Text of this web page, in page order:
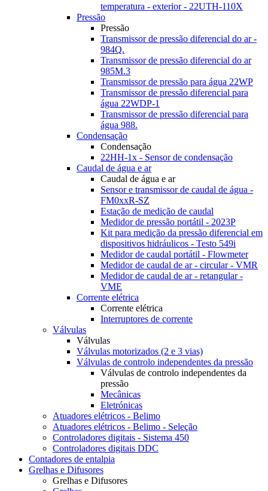
temperatura - exterior - 22UTH-110X
Pressão
Pressão
Transmissor de pressão diferencial do ar -
984Q.
Transmissor de pressão diferencial do ar
985M.3
Transmissor de pressão para água 22WP
Transmissor de pressão diferencial para
água 22WDP-1
Transmissor de pressão diferencial para
água 988.
Condensação
Condensação
22HH-1x - Sensor de condensação
Caudal de água e ar
Caudal de água e ar
Sensor e transmissor de caudal de água -
FM0xxR-SZ
Estação de medição de caudal
Medidor de pressão portátil - 2023P
Kit para medição da pressão diferencial em
dispositivos hidráulicos - Testo 549i
Medidor de caudal portátil - Flowmeter
Medidor de caudal de ar - circular - VMR
Medidor de caudal de ar - retangular -
VME
Corrente elétrica
Corrente elétrica
Interruptores de corrente
Válvulas
Válvulas
Válvulas motorizados (2 e 3 vias)
Válvulas de controlo independentes da pressão
Válvulas de controlo independentes da
pressão
Mecânicas
Eletrónicas
Atuadores elétricos - Belimo
Atuadores elétricos - Belimo - Seleção
Controladores digitais - Sistema 450
Controladores digitais DDC
Contadores de entalpia
Grelhas e Difusores
Grelhas e Difusores